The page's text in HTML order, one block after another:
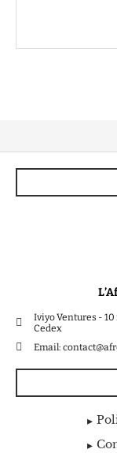
Iviyo Ventures -
Cedex
Email: